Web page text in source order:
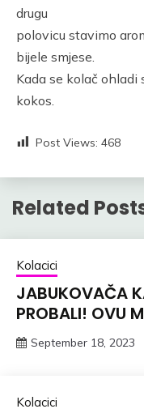
drugu
polovicu stavimo
bijele smjese.
Kada se kolač ohladi
kokos.
Post Views: 468
Related
Kolacici
JABUKOVAČA
PROBALI! OVU
September 18, 2023
Kolacici